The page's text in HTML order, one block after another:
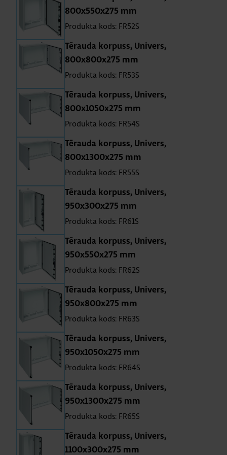
800x550x275 mm
Produkta kods: FR52S
Tē­rauda kor­puss, Uni­vers,
800x800x275 mm
Produkta kods: FR53S
Tē­rauda kor­puss, Uni­vers,
800x1050x275 mm
Produkta kods: FR54S
Tē­rauda kor­puss, Uni­vers,
800x1300x275 mm
Produkta kods: FR55S
Tē­rauda kor­puss, Uni­vers,
950x300x275 mm
Produkta kods: FR61S
Tē­rauda kor­puss, Uni­vers,
950x550x275 mm
Produkta kods: FR62S
Tē­rauda kor­puss, Uni­vers,
950x800x275 mm
Produkta kods: FR63S
Tē­rauda kor­puss, Uni­vers,
950x1050x275 mm
Produkta kods: FR64S
Tē­rauda kor­puss, Uni­vers,
950x1300x275 mm
Produkta kods: FR65S
Tē­rauda kor­puss, Uni­vers,
1100x300x275 mm